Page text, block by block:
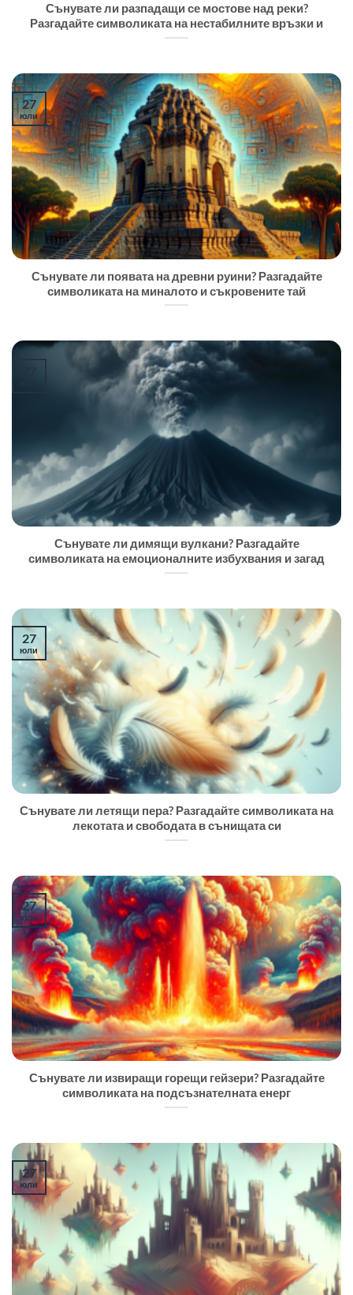
Сънувате ли разпадащи се мостове над реки?
Разгадайте символиката на нестабилните връзки и
Сънувате ли появата на древни руини? Разгадайте
символиката на миналото и съкровените тай
27
юли
Сънувате ли димящи вулкани? Разгадайте
символиката на емоционалните избухвания и загад
Сънувате ли летящи пера? Разгадайте символиката на
лекотата и свободата в сънищата си
27
юли
Сънувате ли извиращи горещи гейзери? Разгадайте
символиката на подсъзнателната енерг
27
юли
27
юли